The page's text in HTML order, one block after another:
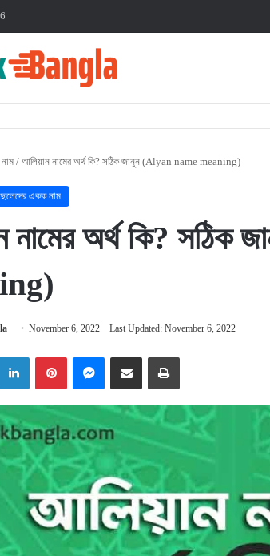
/ আলিয়ান নামের অর্থ কি? সঠিক জানুন (Alyan name meaning)
একক নাম
নামের অর্থ কি?
November 6, 2022 Last Updated: November 6, 2022
LinkedInPinterestMessengerShare via Email Print